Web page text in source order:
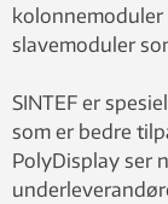
slavemoduler
SINTEF er
som er bedre
PolyDisplay ser